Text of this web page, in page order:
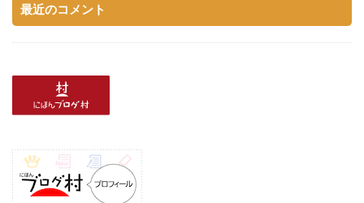
最近のコメント